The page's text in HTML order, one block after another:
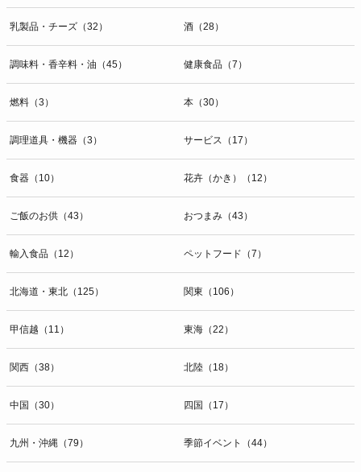
乳製品・チーズ（32） 酒（28）
調味料・香辛料・油（45） 健康食品（7）
燃料（3） 本（30）
調理道具・機器（3） サービス（17）
食器（10） 花卉（かき）（12）
ご飯のお供（43） おつまみ（43）
輸入食品（12） ペットフード（7）
北海道・東北（125） 関東（106）
甲信越（11） 東海（22）
関西（38） 北陸（18）
中国（30） 四国（17）
九州・沖縄（79） 季節イベント（44）